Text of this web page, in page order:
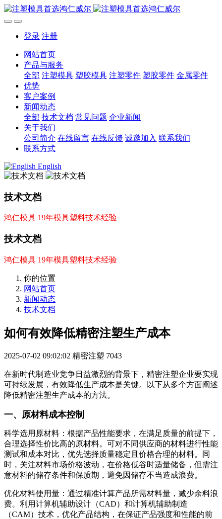
登录 注册
网站首页
产品与服务
全部 注塑模具 塑胶模具 注塑零件 塑胶零件 金属零件
优势
客户案例
新闻动态
全部 技术文档 常见问题 企业新闻
关于我们
公司简介 在线留言 在线反馈 诚邀加入 联系我们
联系方式
English
技术文档
鸿仁模具 19年模具塑料技术经验
技术文档
鸿仁模具 19年模具塑料技术经验
你的位置
网站首页
新闻动态
技术文档
如何有效降低精密注塑生产成本
2025-07-02 09:02:02 精密注塑 7043
在新时代制造业竞争日益激烈的背景下，精密注塑企业要实现
可持续发展，有效降低生产成本是关键。以下从多个方面阐述
降低精密注塑生产成本的方法。
一、原材料成本控制
科学选用原材料：根据产品性能要求，在满足质量的前提下，
合理选择性价比高的原材料。可对不同供应商的材料进行性能
测试和成本对比，优先选择质量稳定且价格合理的材料。同
时，关注材料市场价格波动，在价格低谷时适量储备，但需注
意材料的储存条件和保质期，避免因储存不当造成浪费。
优化材料使用量：通过精准计算产品所需材料量，减少余料浪
费。利用计算机辅助设计（CAD）和计算机辅助制造
（CAM）技术，优化产品结构，在保证产品强度和性能的前